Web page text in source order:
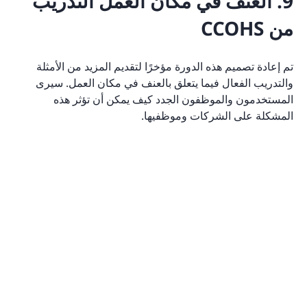
من CCOHS
تم إعادة تصميم هذه الدورة مؤخرًا لتقديم المزيد من الأمثلة
والتدريب الفعال فيما يتعلق بالعنف في مكان العمل. سيرى
المستخدمون والموظفون الجدد كيف يمكن أن تؤثر هذه
المشكلة على الشركات وموظفيها.